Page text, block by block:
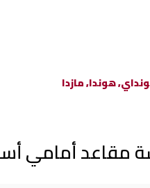
هوندا, مازدا
مقاعد أمامي